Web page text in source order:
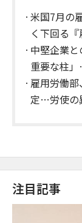
米国7月の
く下回る『
中堅企業
重要な柱
雇用労働
定…労使の
注目記事